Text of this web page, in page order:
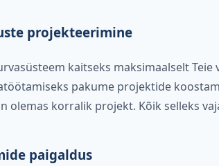
projekteerimine
kaitseks maksimaalselt
pakume projektide
olemas korralik projekt. Kõik selleks
paigaldus